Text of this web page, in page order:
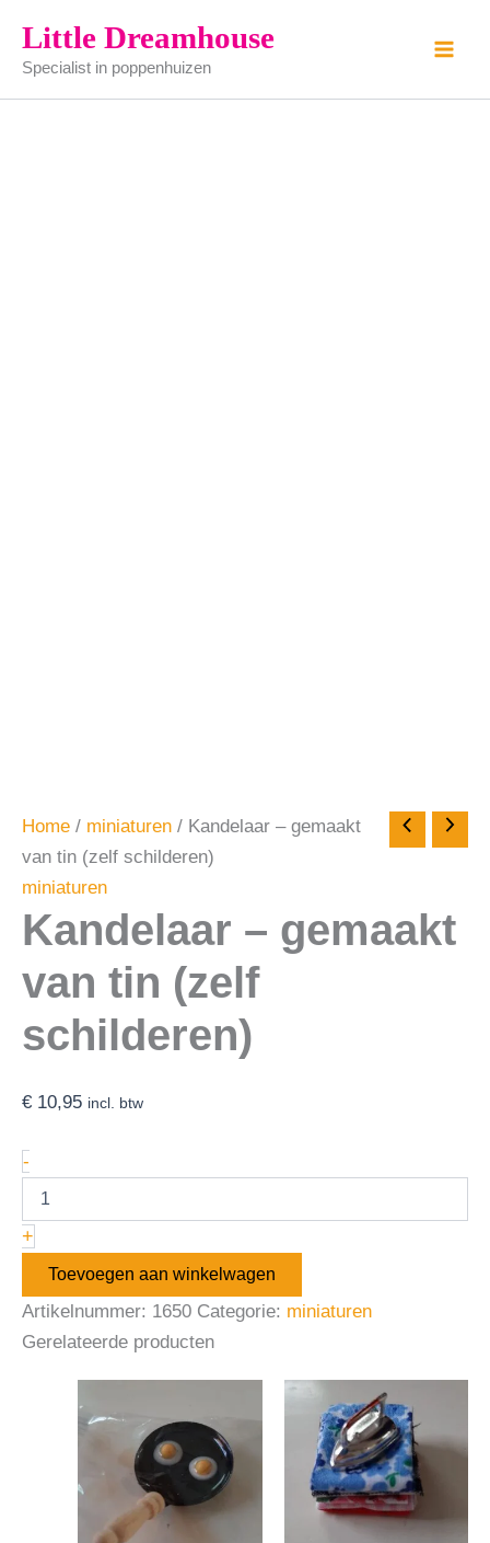
naar
inhoud
Little Dreamhouse
Specialist in poppenhuizen
Home / miniaturen / Kandelaar – gemaakt
van tin (zelf schilderen)
miniaturen
Kandelaar – gemaakt
van tin (zelf
schilderen)
€ 10,95 incl. btw
-
-
gemaakt
van
tin
+
Toevoegen aan winkelwagen
Artikelnummer: 1650 Categorie: miniaturen
Gerelateerde producten